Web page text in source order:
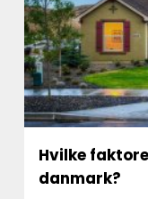
Hvilke
danmark?